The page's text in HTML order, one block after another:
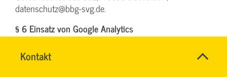
Kontakt
TEAM
Name*
datenschutz@bbg-svg.de.
§ 6 Einsatz von Google Analytics
Webanalysedienst der Google Inc. („Google“). Google